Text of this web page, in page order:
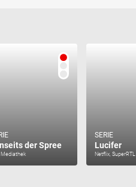
der Spree
Mediathek
SERIE
Lucifer
Netflix, SuperRTL